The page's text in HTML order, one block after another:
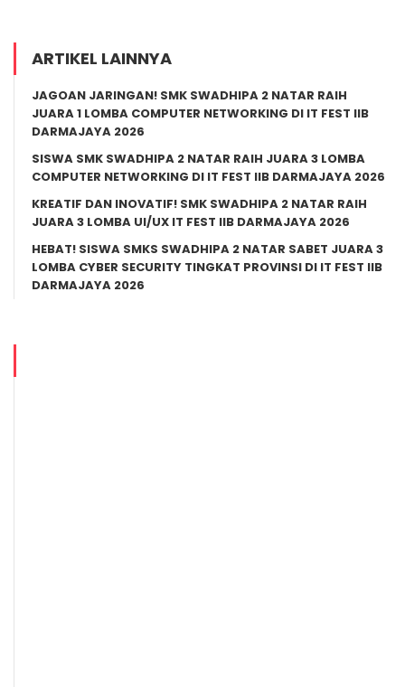
ARTIKEL LAINNYA
JAGOAN JARINGAN! SMK SWADHIPA 2 NATAR RAIH
JUARA 1 LOMBA COMPUTER NETWORKING DI IT FEST IIB
DARMAJAYA 2026
SISWA SMK SWADHIPA 2 NATAR RAIH JUARA 3 LOMBA
COMPUTER NETWORKING DI IT FEST IIB DARMAJAYA 2026
KREATIF DAN INOVATIF! SMK SWADHIPA 2 NATAR RAIH
JUARA 3 LOMBA UI/UX IT FEST IIB DARMAJAYA 2026
HEBAT! SISWA SMKS SWADHIPA 2 NATAR SABET JUARA 3
LOMBA CYBER SECURITY TINGKAT PROVINSI DI IT FEST IIB
DARMAJAYA 2026